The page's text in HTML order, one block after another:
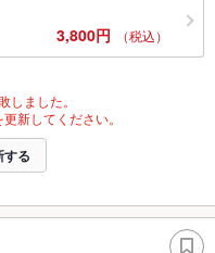
3,800円 （税込）
しました。
新してください。
する